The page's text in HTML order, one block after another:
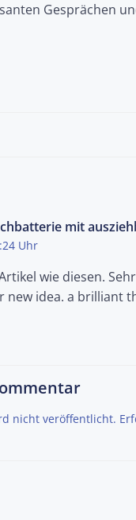
Gesprächen
mit
Uhr
wie diesen.
new idea. a brilliant
nicht veröffentlicht.